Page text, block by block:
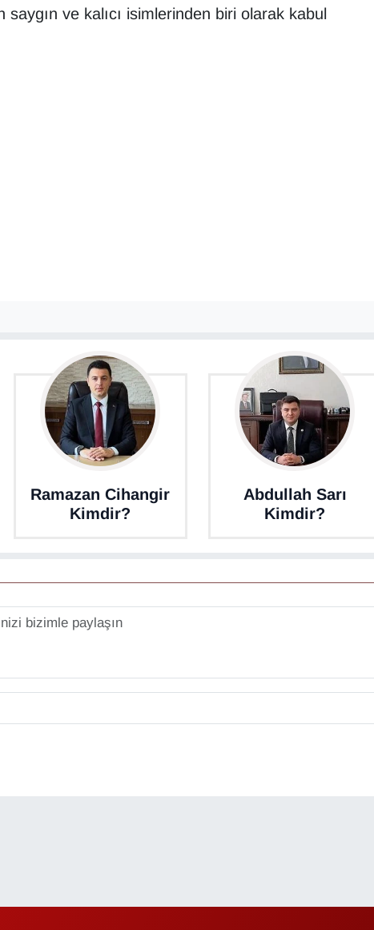
saygın ve kalıcı isimlerinden biri olarak kabul
Ramazan Cihangir
Kimdir?
Abdullah Sarı
Kimdir?